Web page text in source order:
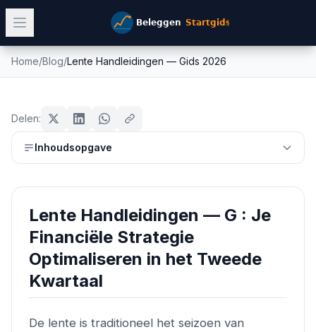
Home/Blog/Lente Handleidingen — Gids 2026
Mike Schonewille
15 maart 202615min leestijdBijgewerkt:26 juni 2026
Delen:
Inhoudsopgave
Lente Handleidingen — G : Je
Financiële Strategie
Optimaliseren in het Tweede
Kwartaal
De lente is traditioneel het seizoen van